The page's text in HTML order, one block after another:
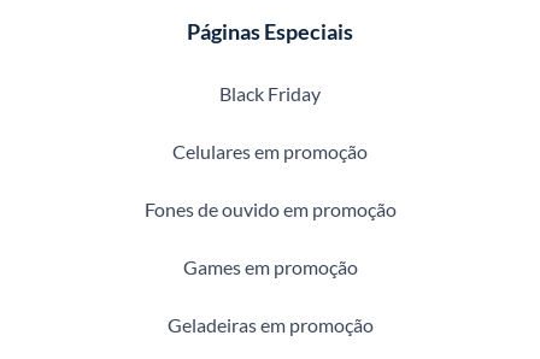
Páginas Especiais
Black Friday
Celulares em promoção
Fones de ouvido em promoção
Games em promoção
Geladeiras em promoção